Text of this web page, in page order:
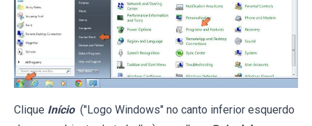
Clique Início ("Logo Windows" no canto inferior esquerdo